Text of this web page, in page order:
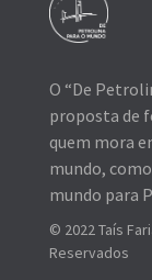
O “De
proposta de
quem mora
mundo,
mundo para
© 2022 Taís
Reservados